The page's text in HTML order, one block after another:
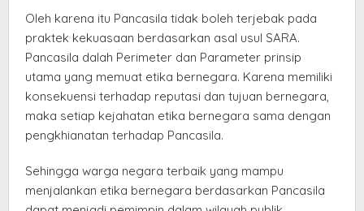
Oleh karena itu Pancasila tidak boleh terjebak pada
praktek kekuasaan berdasarkan asal usul SARA.
Pancasila dalah Perimeter dan Parameter prinsip
utama yang memuat etika bernegara. Karena memiliki
konsekuensi terhadap reputasi dan tujuan bernegara,
maka setiap kejahatan etika bernegara sama dengan
pengkhianatan terhadap Pancasila.
Sehingga warga negara terbaik yang mampu
menjalankan etika bernegara berdasarkan Pancasila